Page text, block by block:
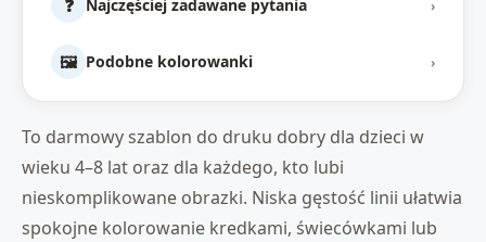
❓ Najczęściej zadawane pytania ›
🖼️ Podobne kolorowanki ›
To darmowy szablon do druku dobry dla dzieci w
wieku 4–8 lat oraz dla każdego, kto lubi
nieskomplikowane obrazki. Niska gęstość linii ułatwia
spokojne kolorowanie kredkami, świecówkami lub